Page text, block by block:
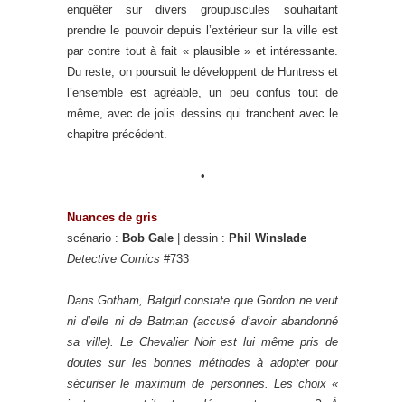
enquêter sur divers groupuscules souhaitant
prendre le pouvoir depuis l’extérieur sur la ville est
par contre tout à fait « plausible » et intéressante.
Du reste, on poursuit le développent de Huntress et
l’ensemble est agréable, un peu confus tout de
même, avec de jolis dessins qui tranchent avec le
chapitre précédent.
•
Nuances de gris
scénario : Bob Gale | dessin : Phil Winslade
Detective Comics #733
Dans Gotham, Batgirl constate que Gordon ne veut
ni d’elle ni de Batman (accusé d’avoir abandonné
sa ville). Le Chevalier Noir est lui même pris de
doutes sur les bonnes méthodes à adopter pour
sécuriser le maximum de personnes. Les choix «